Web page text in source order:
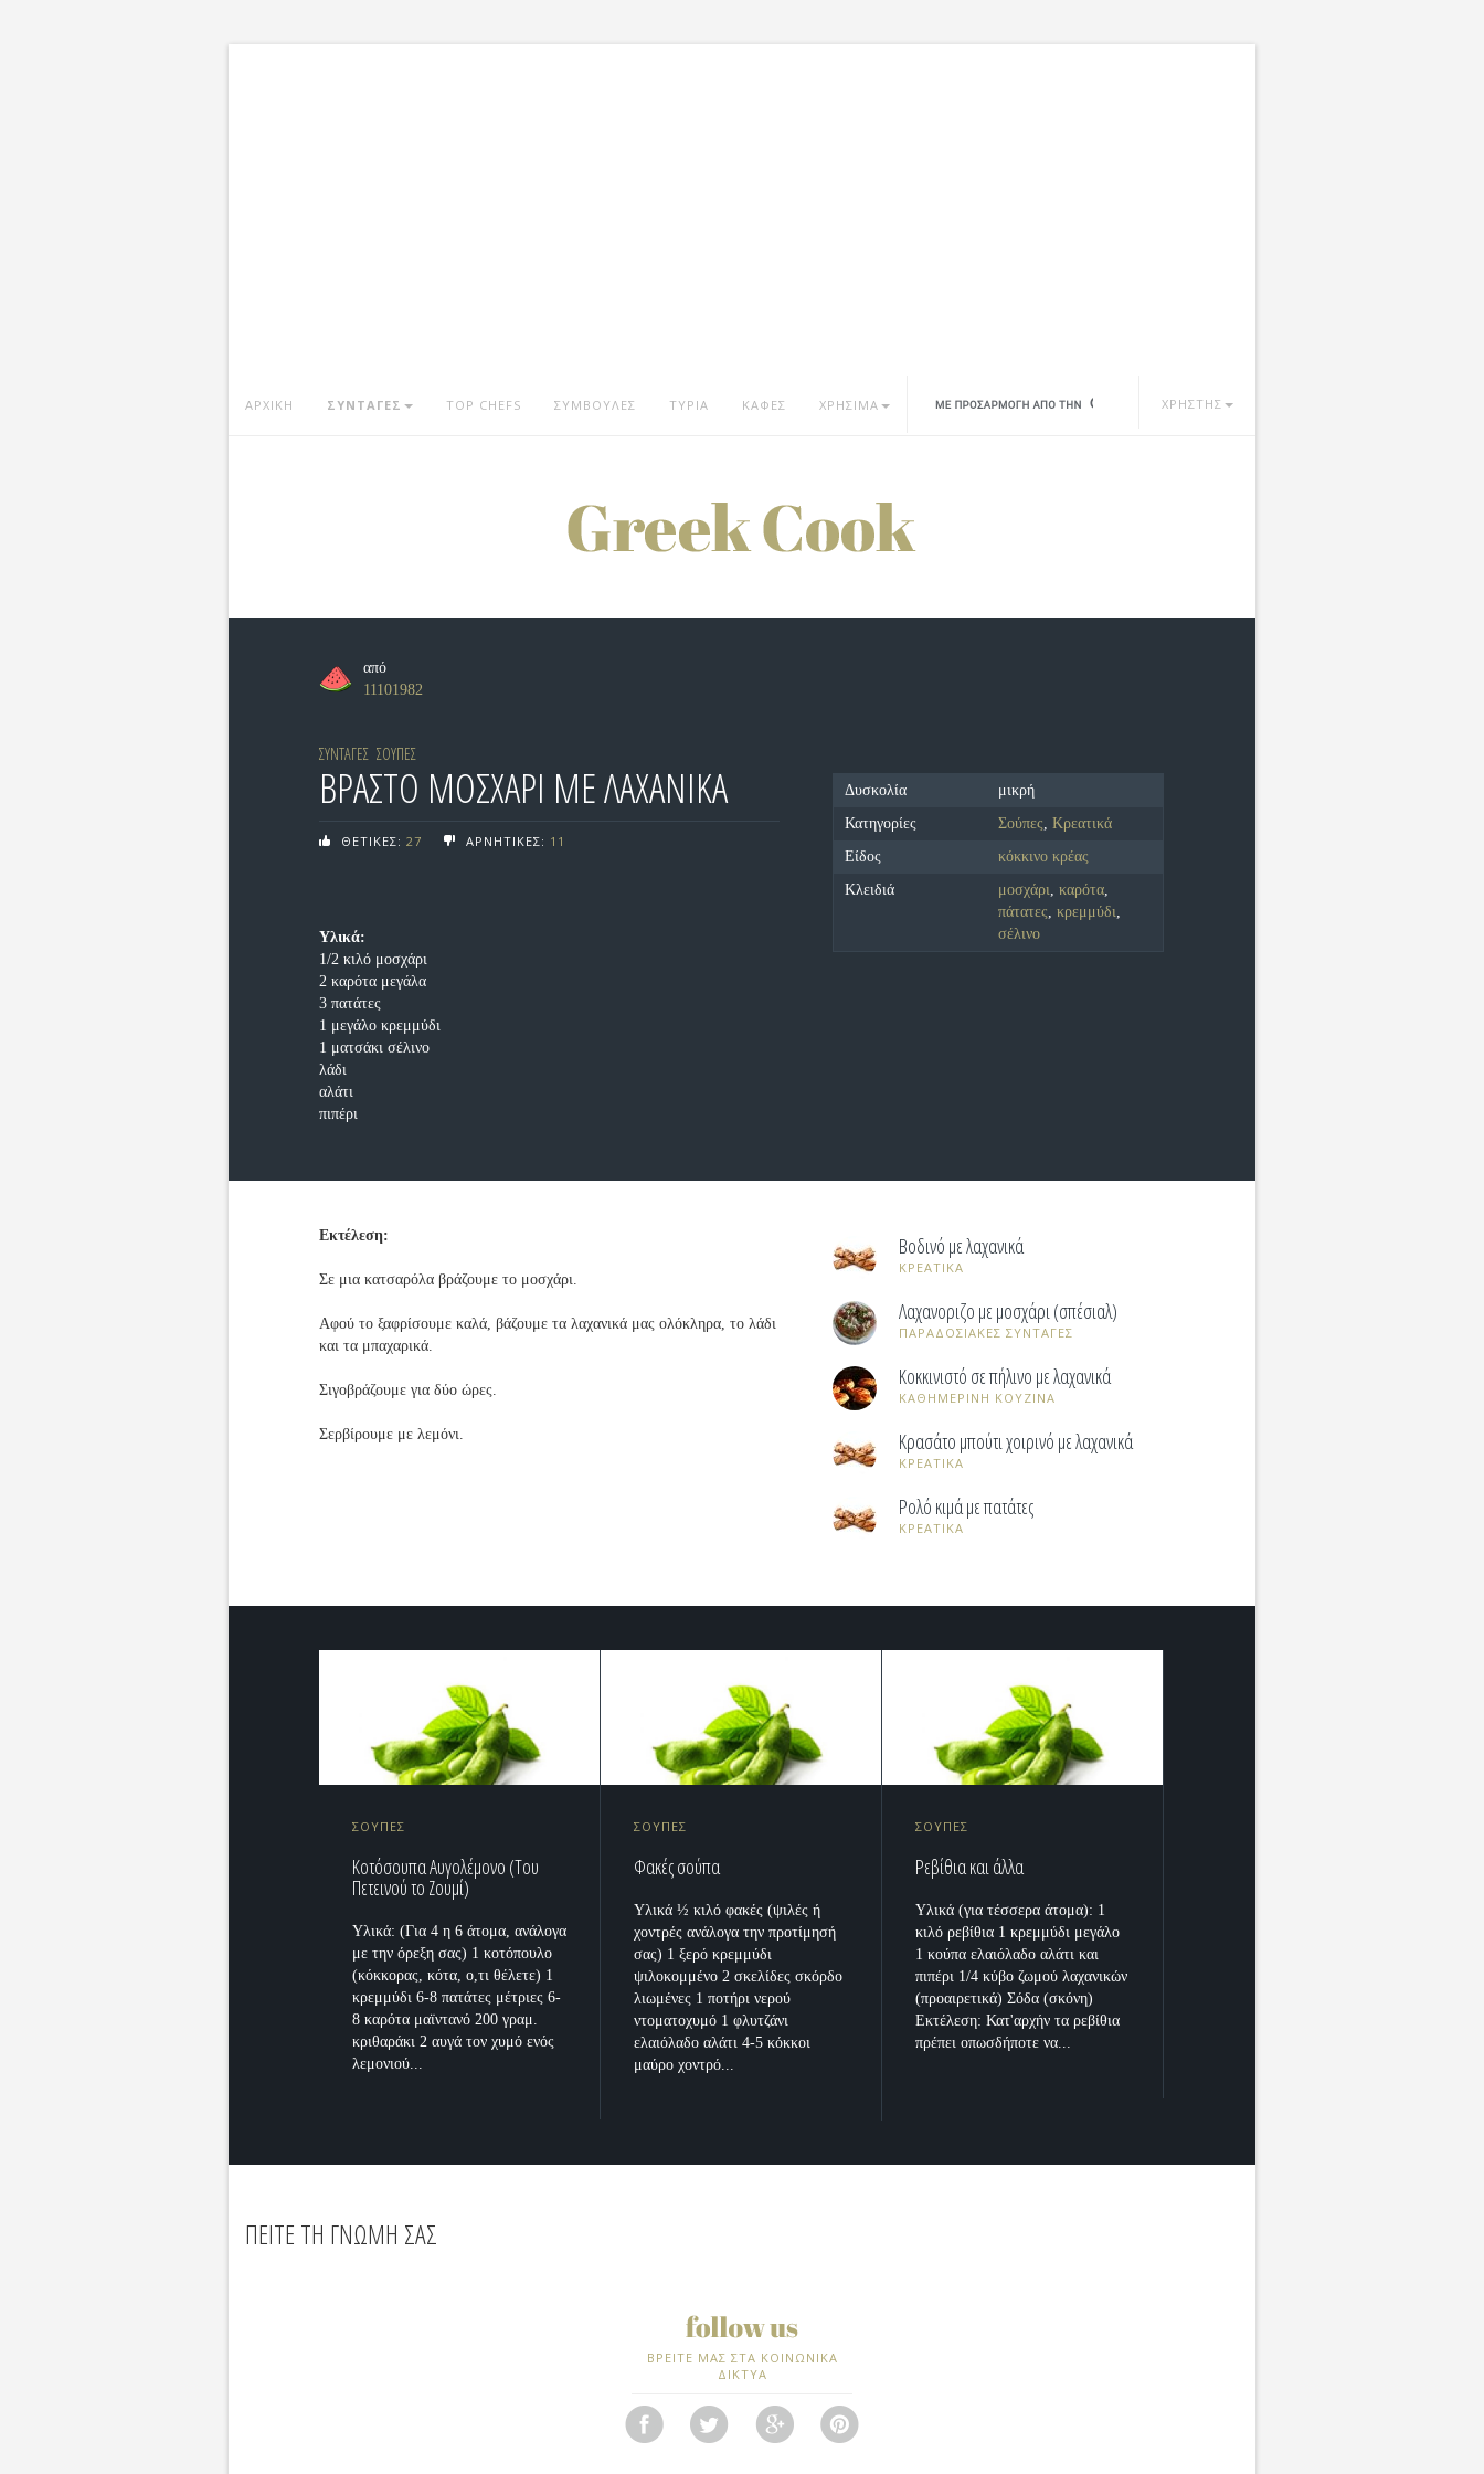
ΑΡΧΙΚΗ ΣΥΝΤΑΓΕΣ TOP CHEFS ΣΥΜΒΟΥΛΕΣ ΤΥΡΙΑ ΚΑΦΕΣ ΧΡΗΣΙΜΑ ΧΡΗΣΤΗΣ
από
11101982
ΣΥΝΤΑΓΕΣ ΣΟΥΠΕΣ
ΒΡΑΣΤΟ ΜΟΣΧΑΡΙ ΜΕ ΛΑΧΑΝΙΚΑ
ΘΕΤΙΚΕΣ: 27 ΑΡΝΗΤΙΚΕΣ: 11
Υλικά:
1/2 κιλό μοσχάρι
2 καρότα μεγάλα
3 πατάτες
1 μεγάλο κρεμμύδι
1 ματσάκι σέλινο
λάδι
αλάτι
πιπέρι
Δυσκολία
μικρή
Κατηγορίες
Σούπες,Κρεατικά
Είδος
κόκκινο κρέας
Κλειδιά
μοσχάρι,καρότα,
πάτατες,κρεμμύδι,
σέλινο
Εκτέλεση:
Σε μια κατσαρόλα βράζουμε το μοσχάρι.
Αφού το ξαφρίσουμε καλά, βάζουμε τα λαχανικά μας ολόκληρα, το λάδι
και τα μπαχαρικά.
Σιγοβράζουμε για δύο ώρες.
Σερβίρουμε με λεμόνι.
Βοδινό με λαχανικά
ΚΡΕΑΤΙΚΑ
Λαχανοριζο με μοσχάρι (σπέσιαλ)
ΠΑΡΑΔΟΣΙΑΚΕΣ ΣΥΝΤΑΓΕΣ
Κοκκινιστό σε πήλινο με λαχανικά
ΚΑΘΗΜΕΡΙΝΗ ΚΟΥΖΙΝΑ
Κρασάτο μπούτι χοιρινό με λαχανικά
ΚΡΕΑΤΙΚΑ
Ρολό κιμά με πατάτες
ΚΡΕΑΤΙΚΑ
ΣΟΥΠΕΣ
Κοτόσουπα Αυγολέμονο (Του
Πετεινού το Ζουμί)
Υλικά: (Για 4 η 6 άτομα, ανάλογα
με την όρεξη σας) 1 κοτόπουλο
(κόκκορας, κότα, ο,τι θέλετε) 1
κρεμμύδι 6-8 πατάτες μέτριες 6-
8 καρότα μαϊντανό 200 γραμ.
κριθαράκι 2 αυγά τον χυμό ενός
λεμονιού...
ΣΟΥΠΕΣ
Φακές σούπα
Υλικά ½ κιλό φακές (ψιλές ή
χοντρές ανάλογα την προτίμησή
σας) 1 ξερό κρεμμύδι
ψιλοκομμένο 2 σκελίδες σκόρδο
λιωμένες 1 ποτήρι νερού
ντοματοχυμό 1 φλυτζάνι
ελαιόλαδο αλάτι 4-5 κόκκοι
μαύρο χοντρό...
ΣΟΥΠΕΣ
Ρεβίθια και άλλα
Υλικά (για τέσσερα άτομα): 1
κιλό ρεβίθια 1 κρεμμύδι μεγάλο
1 κούπα ελαιόλαδο αλάτι και
πιπέρι 1/4 κύβο ζωμού λαχανικών
(προαιρετικά) Σόδα (σκόνη)
Εκτέλεση: Κατ'αρχήν τα ρεβίθια
πρέπει οπωσδήποτε να...
ΠΕΙΤΕ ΤΗ ΓΝΩΜΗ ΣΑΣ
ΒΡΕΙΤΕ ΜΑΣ ΣΤΑ ΚΟΙΝΩΝΙΚΑ
ΔΙΚΤΥΑ